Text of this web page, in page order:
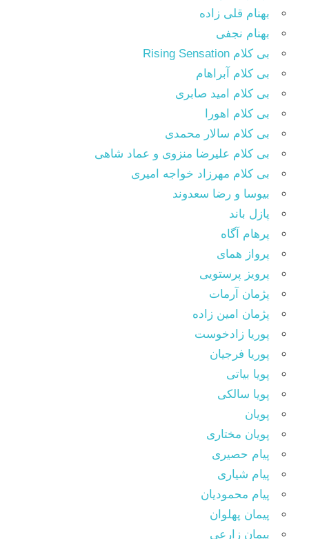
بهنام قلی زاده
بهنام نجفی
بی کلام Rising Sensation
بی کلام آبراهام
بی کلام امید صابری
بی کلام اهورا
بی کلام سالار محمدی
بی کلام علیرضا منزوی و عماد شاهی
بی کلام مهرزاد خواجه امیری
بیوسا و رضا سعدوند
پازل باند
پرهام آگاه
پرواز همای
پرویز پرستویی
پژمان آرمات
پژمان امین زاده
پوریا زادخوست
پوریا فرجیان
پویا بیاتی
پویا سالکی
پویان
پویان مختاری
پیام حصیری
پیام شیاری
پیام محمودیان
پیمان پهلوان
پیمان زارعی